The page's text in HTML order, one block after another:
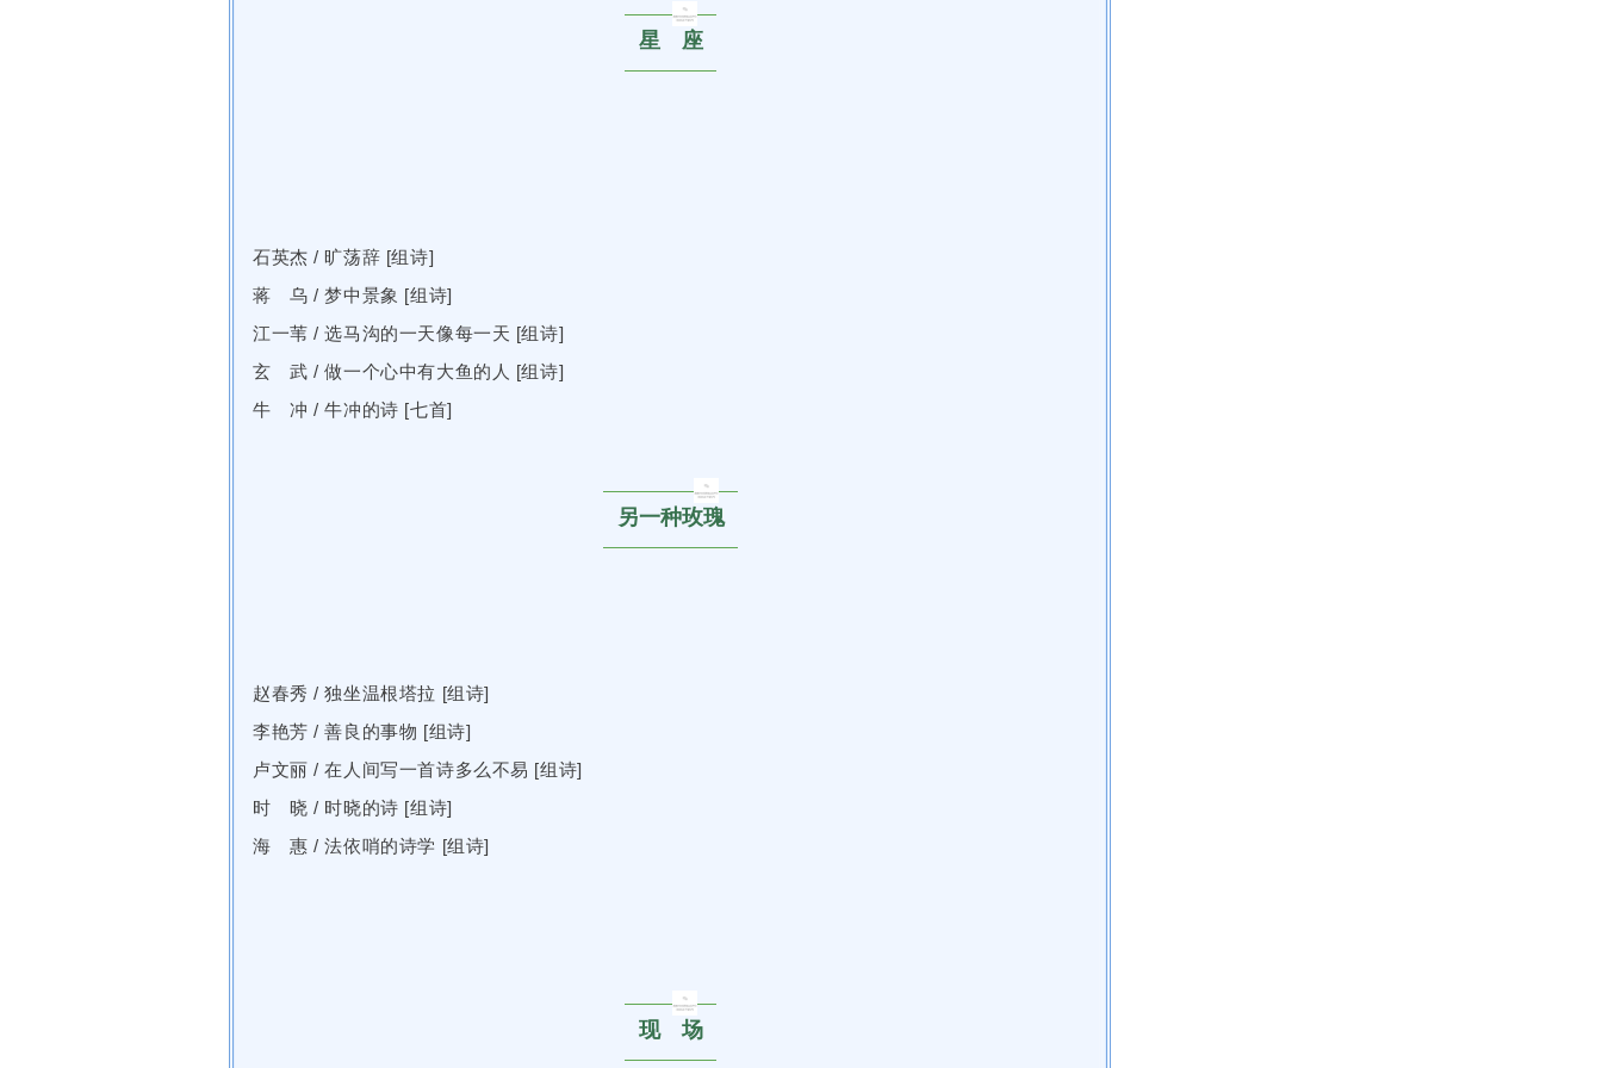
星 座
石英杰 /旷荡辞 [组诗]
蒋 乌 /梦中景象 [组诗]
江一苇 /选马沟的一天像每一天 [组诗]
玄 武 /做一个心中有大鱼的人 [组诗]
牛 冲 /牛冲的诗 [七首]
另一种玫瑰
赵春秀 /独坐温根塔拉 [组诗]
李艳芳 /善良的事物 [组诗]
卢文丽 /在人间写一首诗多么不易 [组诗]
时 晓 / 时晓的诗 [组诗]
海 惠 /法依哨的诗学 [组诗]
现 场